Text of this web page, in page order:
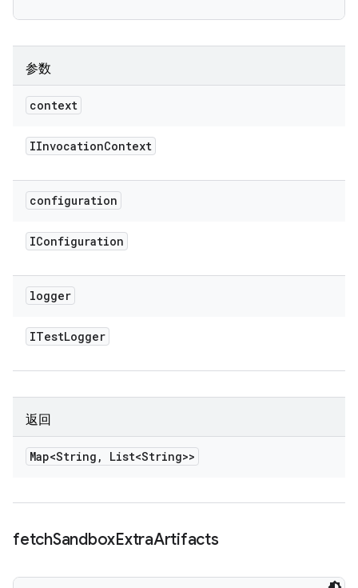
参数
context
IInvocationContext
configuration
IConfiguration
logger
ITestLogger
返回
Map<String , List<String>>
fetchSandboxExtraArtifacts